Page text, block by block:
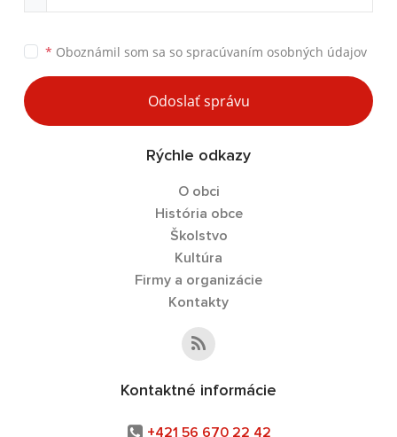
* Oboznámil som sa so spracúvaním osobných údajov
Odoslať správu
Rýchle odkazy
O obci
História obce
Školstvo
Kultúra
Firmy a organizácie
Kontakty
Kontaktné informácie
+421 56 670 22 42